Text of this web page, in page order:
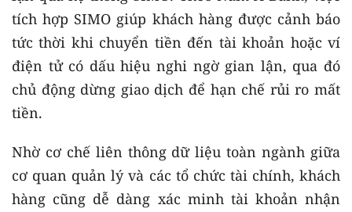
tích hợp SIMO giúp khách hàng được cảnh báo
tức thời khi chuyển tiền đến tài khoản hoặc ví
điện tử có dấu hiệu nghi ngờ gian lận, qua đó
chủ động dừng giao dịch để hạn chế rủi ro mất
tiền.
Nhờ cơ chế liên thông dữ liệu toàn ngành giữa
cơ quan quản lý và các tổ chức tài chính, khách
hàng cũng dễ dàng xác minh tài khoản nhận